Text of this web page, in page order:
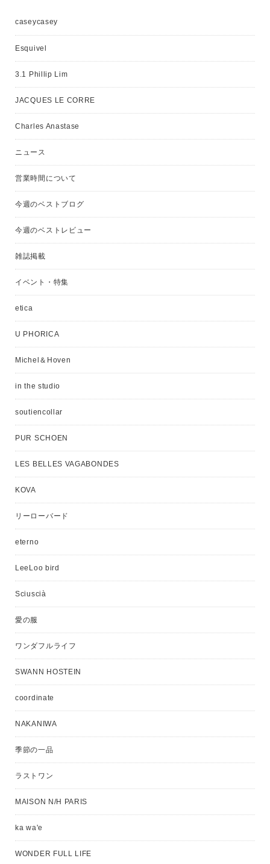
caseycasey
Esquivel
3.1 Phillip Lim
JACQUES LE CORRE
Charles Anastase
ニュース
営業時間について
今週のベストブログ
今週のベストレビュー
雑誌掲載
イベント・特集
etica
U PHORICA
Michel＆Hoven
in the studio
soutiencollar
PUR SCHOEN
LES BELLES VAGABONDES
KOVA
リーローバード
eterno
LeeLoo bird
Sciuscià
愛の服
ワンダフルライフ
SWANN HOSTEIN
coordinate
NAKANIWA
季節の一品
ラストワン
MAISON N/H PARIS
ka wa'e
WONDER FULL LIFE